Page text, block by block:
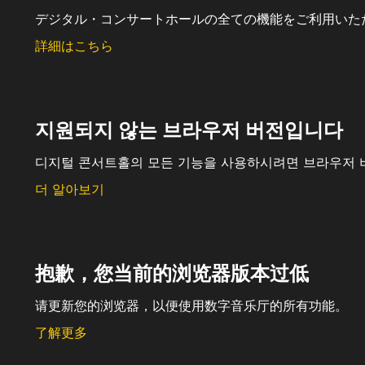
デジタル・コンサートホールの全ての機能をご利用い
詳細はこちら
지원되지 않는 브라우저 버전입니다
디지털 콘서트홀의 모든 기능을 사용하시려면 브라우저
더 알아보기
抱歉，您当前的浏览器版本过低
请更新您的浏览器，以便使用数字音乐厅的所有功能。
了解更多